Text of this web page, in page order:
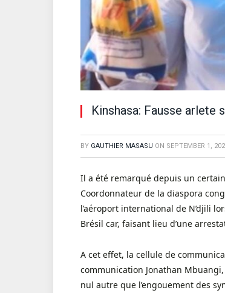
Kinshasa: Fausse arlete
BY GAUTHIER MASASU ON SEPTEMBER 1,
Il a été remarqué depuis un
Coordonnateur de la diaspora
l’aéroport international de N’djili
Brésil car, faisant lieu d’une
A cet effet, la cellule de
communication Jonathan
nul autre que l’engouement des